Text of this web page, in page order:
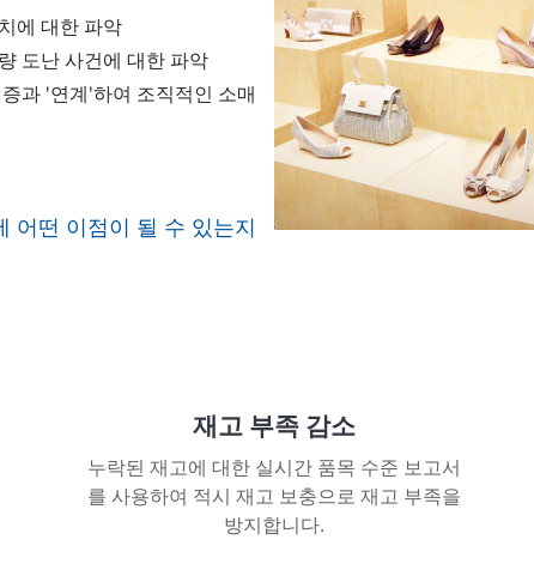
에 대한 파악
도난 사건에 대한 파악
과 '연계'하여 조직적인 소매
어떤 이점이 될 수 있는지
재고 부족 감소
누락된 재고에 대한 실시간 품목 수준 보고서
를 사용하여 적시 재고 보충으로 재고 부족을
방지합니다.